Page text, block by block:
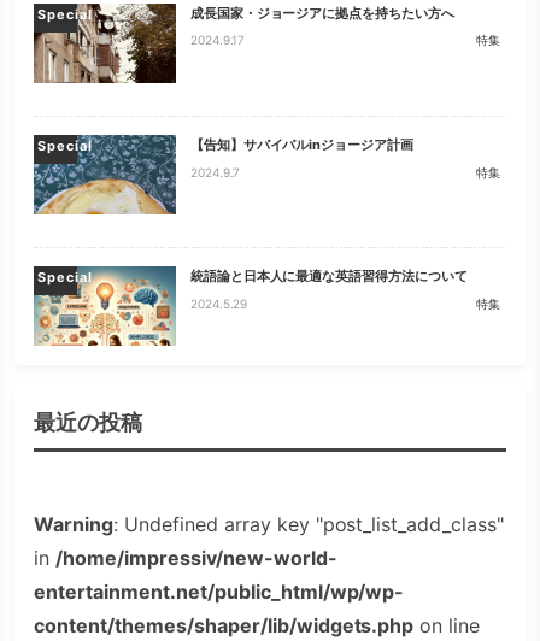
Special 成長国家・ジョージアに拠点を持ちたい方へ
2024.9.17 特集
Special 【告知】サバイバルinジョージア計画
2024.9.7 特集
Special 統語論と日本人に最適な英語習得方法について
2024.5.29 特集
最近の投稿
Warning: Undefined array key "post_list_add_class"
in /home/impressiv/new-world-
entertainment.net/public_html/wp/wp-
content/themes/shaper/lib/widgets.php on line